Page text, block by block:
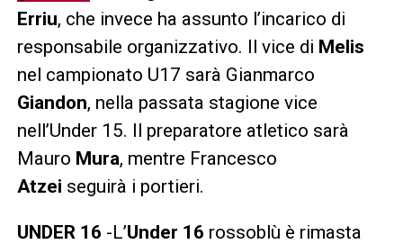
Erriu, che invece ha assunto l’incarico di
responsabile organizzativo. Il vice di Melis
nel campionato U17 sarà Gianmarco
Giandon, nella passata stagione vice
nell’Under 15. Il preparatore atletico sarà
Mauro Mura, mentre Francesco
Atzei seguirà i portieri.
UNDER 16 -L’Under 16 rossoblù è rimasta